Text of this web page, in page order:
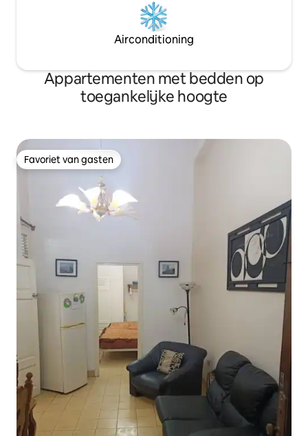
Airconditioning
Appartementen met bedden op
toegankelijke hoogte
Favoriet van gasten
Favoriet van gasten